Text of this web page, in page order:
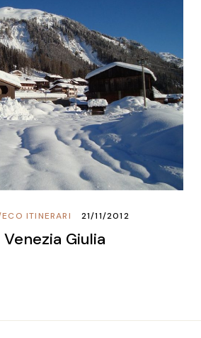
ECO ITINERARI 21/11/2012
Giulia